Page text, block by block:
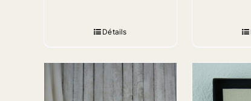
Détails